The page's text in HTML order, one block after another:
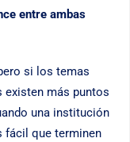
entre ambas
si los temas
existen más puntos
una institución
fácil que terminen